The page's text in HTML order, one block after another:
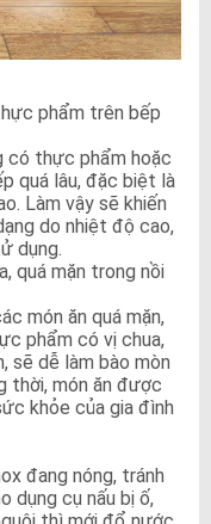
phẩm trên bếp
có thực phẩm hoặc
quá lâu, đặc biệt là
Làm vậy sẽ khiến
do nhiệt độ cao,
dụng.
quá mặn trong nồi
món ăn quá mặn,
phẩm có vị chua,
sẽ dễ làm bào mòn
thời, món ăn được
khỏe của gia đình
đang nóng, tránh
dụng cụ nấu bị ố,